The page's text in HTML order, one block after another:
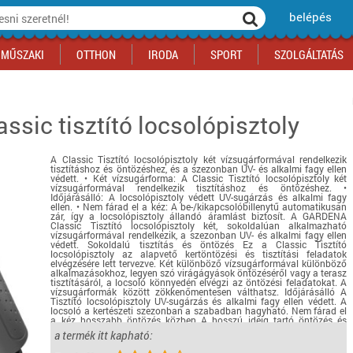
belépés
akciók
Sport akciók
Regisztrálj az oldalunkra INGYEN itt ››
Regisztrálj az oldalunkra INGYEN itt ››
MŰSZAKI
Regisztrálj az oldalunkra INGYEN itt ››
OTTHON
Építkezés
Szerszám, barkács, alkatrész
Iskolakezdés, papír, írószer
Háziállatok
Bébi
Gyógyászati segédeszköz
Biztonságtechnika
Ünnepi dekoráció
Fűtés
Autó
Ingatlan
Regisztrálj az oldalunkra INGYEN itt ››
IRODA
Regisztrálj az oldalunkra INGYEN itt ››
SPORT
Fitneszközpont
Motor
Regisztrálj az oldalunkra INGYEN itt ››
SZOLGÁLTATÁS
parkolás
Regisztrálj az oldalunkra INGYEN itt ››
ital
Regisztrálj az oldalunkra INGYEN itt ››
tisztító locsolópisztoly
A Classic Tisztító locsolópisztoly két vízsugárformával rendelkezik
tisztításhoz és öntözéshez, és a szezonban UV- és alkalmi fagy ellen
védett. • Két vízsugárforma: A Classic Tisztító locsolópisztoly két
vízsugárformával rendelkezik tisztításhoz és öntözéshez. •
Időjárásálló: A locsolópisztoly védett UV-sugárzás és alkalmi fagy
ellen. • Nem fárad el a kéz: A be-/kikapcsolóbillenytű automatikusan
zár, így a locsolópisztoly állandó áramlást biztosít. A GARDENA
Classic Tisztító locsolópisztoly két, sokoldalúan alkalmazható
vízsugárformával rendelkezik, a szezonban UV- és alkalmi fagy ellen
védett. Sokoldalú tisztítás és öntözés Ez a Classic Tisztító
locsolópisztoly az alapvető kertöntözési és tisztítási feladatok
elvégzésére lett tervezve. Két különböző vízsugárformával különböző
alkalmazásokhoz, legyen szó virágágyások öntözéséről vagy a terasz
tisztításáról, a locsoló könnyedén elvégzi az öntözési feladatokat. A
vízsugárformák között zökkenőmentesen válthatsz. Időjárásálló A
Tisztító locsolópisztoly UV-sugárzás és alkalmi fagy ellen védett. A
locsoló a kertészeti szezonban a szabadban hagyható. Nem fárad el
a kéz hosszabb öntözés közben A hosszú ideig tartó öntözés és
tisztítás fárasztó a kéznek, ezért ezt a locsolót automatikusan
reteszelhető be-/kikapcsolóval tervezték. Egyszerűen nyomd meg a
ravaszt és reteszelődik – így öntözhetsz és tisztíthatsz fáradság
a termék itt kapható: